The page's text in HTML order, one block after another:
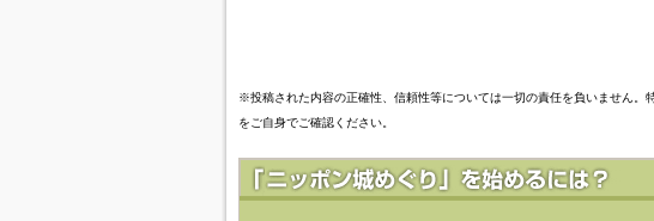
※投稿された内容の正確性、信頼性等については一切の責任を負いません。
をご自身でご確認ください。